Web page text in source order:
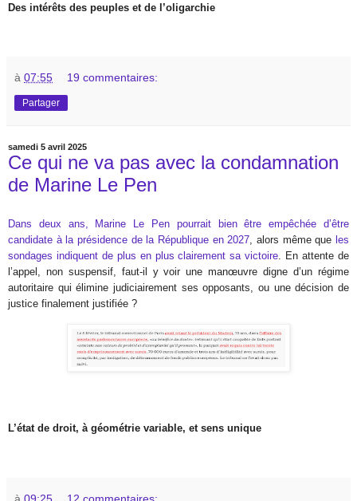
Des intérêts des peuples et de l’oligarchie
à 07:55 19 commentaires:
Partager
samedi 5 avril 2025
Ce qui ne va pas avec la condamnation
de Marine Le Pen
Dans deux ans, Marine Le Pen pourrait bien être empêchée d’être
candidate à la présidence de la République en 2027, alors même que les
sondages indiquent de plus en plus clairement sa victoire. En attente de
l’appel, non suspensif, faut-il y voir une manœuvre digne d’un régime
autoritaire qui élimine judiciairement ses opposants, ou une décision de
justice finalement justifiée ?
L’état de droit, à géométrie variable, et sens unique
à 09:25 12 commentaires: